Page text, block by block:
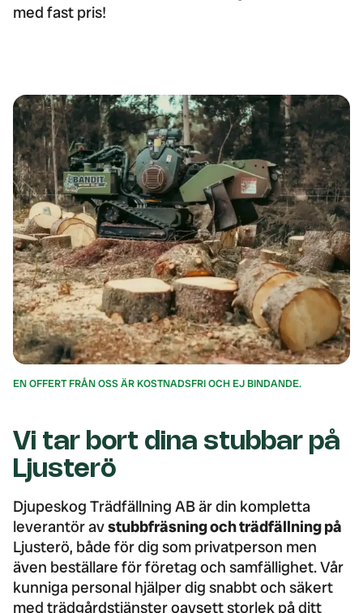
med fast pris!
EN OFFERT FRÅN OSS ÄR KOSTNADSFRI OCH EJ BINDANDE.
Vi tar bort dina stubbar på
Ljusterö
Djupeskog Trädfällning AB är din kompletta
leverantör avstubbfräsning och trädfällning på
Ljusterö, både för dig som privatperson men
även beställare för företag och samfällighet. Vår
kunniga personal hjälper dig snabbt och säkert
med trädgårdstjänster oavsett storlek på ditt